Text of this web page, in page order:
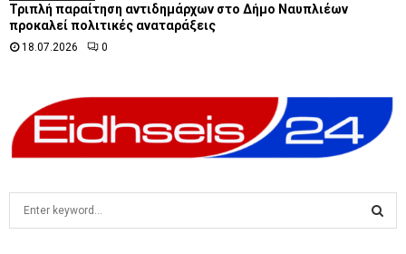
Τριπλή παραίτηση αντιδημάρχων στο Δήμο Ναυπλιέων
προκαλεί πολιτικές αναταράξεις
18.07.2026 0